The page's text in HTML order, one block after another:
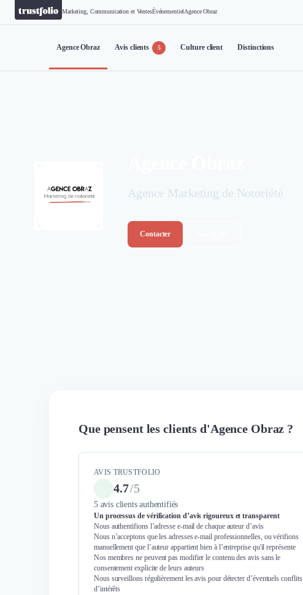
Marketing, Communication et VentesÉvénementielAgence Obraz
Agence Obraz Avis clients 5 Culture client Distinctions
Agence Marketing de Notoriété
Contacter
Que pensent les clients d'Agence Obraz ?
AVIS TRUSTFOLIO
4.7/5
5 avis clients authentifiés
Un processus de vérification d’avis rigoureux et transparent
Nous authentifions l’adresse e-mail de chaque auteur d’avis
Nous n’acceptons que les adresses e-mail professionnelles, ou vérifions
manuellement que l’auteur appartient bien à l’entreprise qu'il représente
Nos membres ne peuvent pas modifier le contenu des avis sans le
consentement explicite de leurs auteurs
Nous surveillons régulièrement les avis pour détecter d’éventuels conflits
d’intérêts